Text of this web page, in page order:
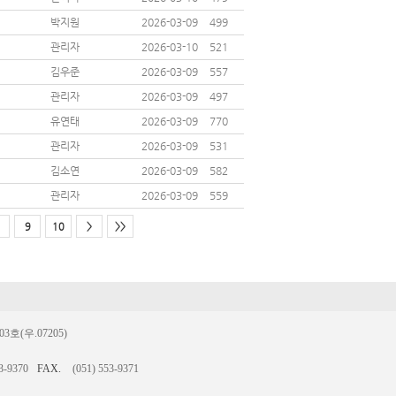
박지원
2026-03-09
499
관리자
2026-03-10
521
김우준
2026-03-09
557
관리자
2026-03-09
497
유연태
2026-03-09
770
관리자
2026-03-09
531
김소연
2026-03-09
582
관리자
2026-03-09 559
9 10 > >>
호(우.07205)
9370 FAX. (051) 553-9371